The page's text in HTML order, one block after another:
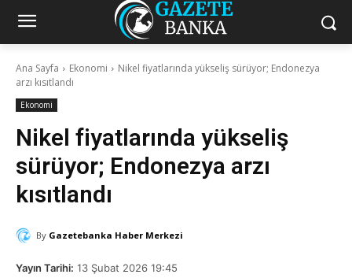
Ana Sayfa Ekonomi
Nikel fiyatlarında yükseliş sürüyor; Endonezya
arzı kısıtlandı
Ekonomi
Nikel fiyatlarında yükseliş
sürüyor; Endonezya arzı
kısıtlandı
By Gazetebanka Haber Merkezi
Yayın Tarihi: 13 Şubat 2026 19:45